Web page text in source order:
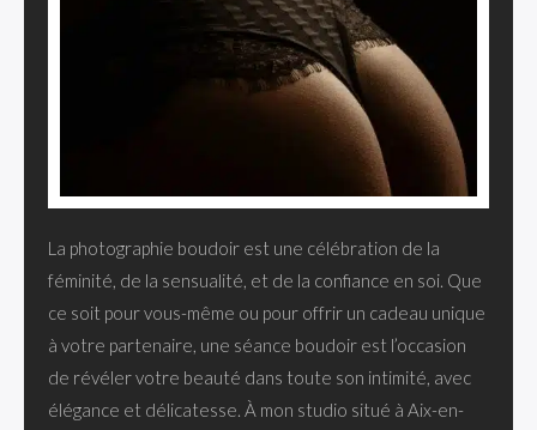
La photographie boudoir est une célébration de la
féminité, de la sensualité, et de la confiance en soi. Que
ce soit pour vous-même ou pour offrir un cadeau unique
à votre partenaire, une séance boudoir est l’occasion
de révéler votre beauté dans toute son intimité, avec
élégance et délicatesse. À mon studio situé à Aix-en-